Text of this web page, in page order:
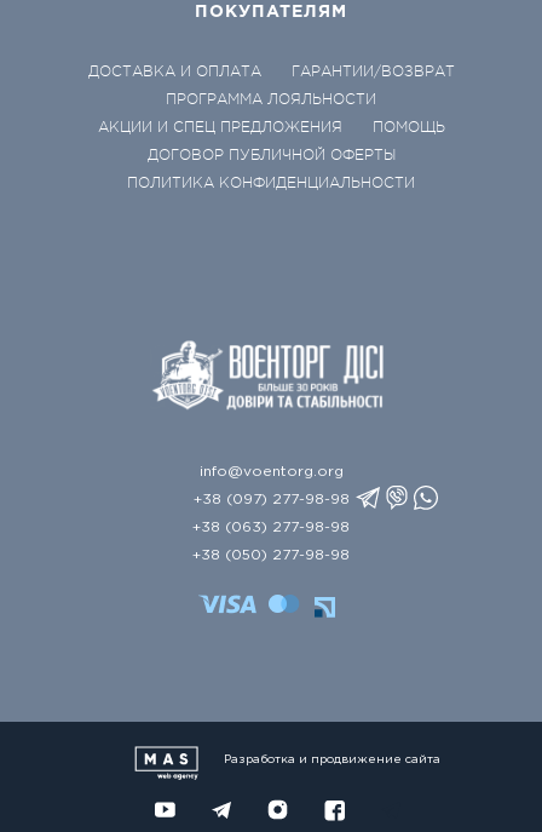
ПОКУПАТЕЛЯМ
ДОСТАВКА И ОПЛАТА
ГАРАНТИИ/ВОЗВРАТ
ПРОГРАММА ЛОЯЛЬНОСТИ
АКЦИИ И СПЕЦ ПРЕДЛОЖЕНИЯ
ПОМОЩЬ
ДОГОВОР ПУБЛИЧНОЙ ОФЕРТЫ
ПОЛИТИКА КОНФИДЕНЦИАЛЬНОСТИ
info@voentorg.org
+38 (097) 277-98-98
+38 (063) 277-98-98
+38 (050) 277-98-98
Разработка и продвижение сайта